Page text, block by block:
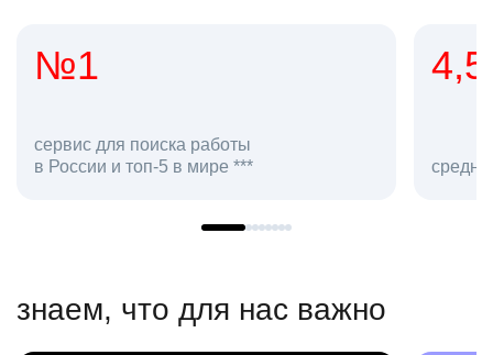
4,5
средняя оценка hh.ru как работодателя **
в
знаем, что для нас важно